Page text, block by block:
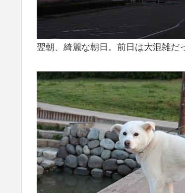
翌朝、綺麗な朝日。前日は大混雑だ